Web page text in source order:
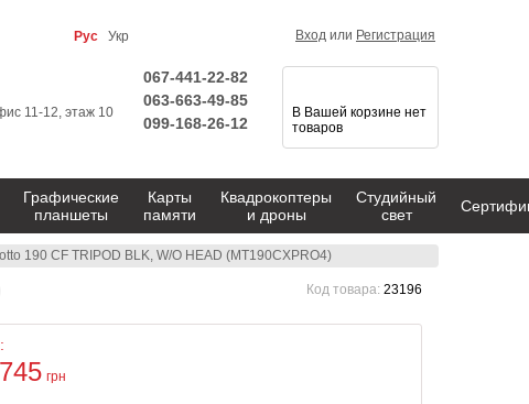
190 CF TRIPOD BLK, W/O HEAD (MT190CXPRO4)
Код товара: 23196
грн
Рус Укр Вход или Регистрация
11-12, этаж 10
067-441-22-82
063-663-49-85
099-168-26-12
В Вашей корзине нет
товаров
Графические
планшеты
Карты
памяти
Квадрокоптеры
и дроны
Студийный
свет